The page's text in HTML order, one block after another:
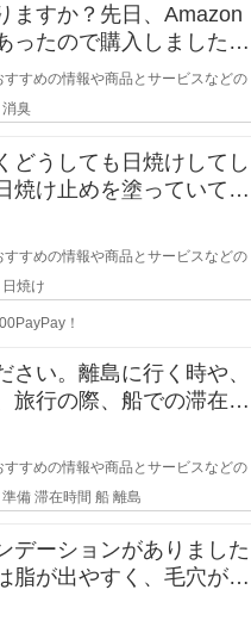
ますか？先日、Amazon
ったので購入しました
すすめの情報や商品とサービスなどの
消臭
どうしても日焼けしてし
焼け止めを塗っていても
います。
すすめの情報や商品とサービスなどの
日焼け
！
さい。離島に行く時や、
旅行の際、船での滞在時
、小さい
すすめの情報や商品とサービスなどの
準備 滞在時間 船 離島
デーションがありました
脂が出やすく、毛穴が目
いちごバナ